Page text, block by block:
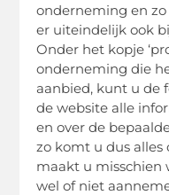
onderneming en
er uiteindelijk ook
Onder het kopje
onderneming die
aanbied, kunt u de
de website alle
en over de
zo komt u dus alles
maakt u misschien
wel of niet